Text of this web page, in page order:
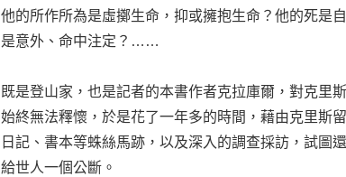
他的所作所為是虛擲生命，抑或擁抱生命？他的死是
是意外、命中注定？……
既是登山家，也是記者的本書作者克拉庫爾，對克里
始終無法釋懷，於是花了一年多的時間，藉由克里斯
日記、書本等蛛絲馬跡，以及深入的調查採訪，試圖
給世人一個公斷。